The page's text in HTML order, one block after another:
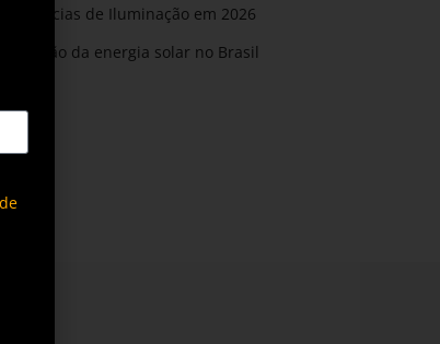
Tendências de Iluminação em 2026
Expansão da energia solar no Brasil